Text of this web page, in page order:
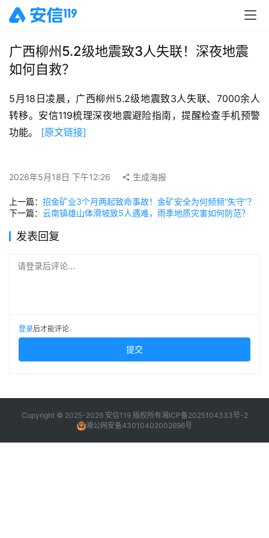
广西柳州5.2级地震致3人失联！深夜地震
如何自救？
5月18日凌晨，广西柳州5.2级地震致3人失联、7000余人
转移。安信119梳理深夜地震避险指南，提醒检查手机预警
功能。 [原文链接]
2026年5月18日 下午12:26 生成海报
上一篇： 招金矿业3个月两起致命事故！金矿安全为何频频“失守”？
下一篇： 云南镇雄山体滑坡致5人遇难，雨季地质灾害如何防范？
发表回复
请登录后评论...
登录后才能评论
提交
Copyright © 2025-2026 安信119 版权所有湘ICP备2025104333号-2
湘公网安备43010402002696号